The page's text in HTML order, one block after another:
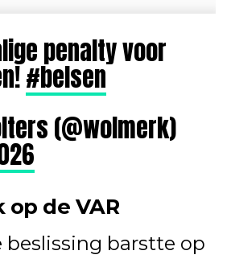
penalty voor
#belsen
(@wolmerk)
de VAR
beslissing barstte op